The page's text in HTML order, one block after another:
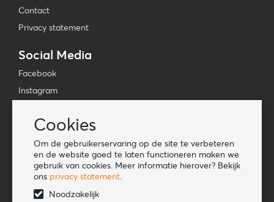
Cookies
Om de gebruikerservaring op de site te verbeteren
en de website goed te laten functioneren maken we
gebruik van cookies. Meer informatie hierover? Bekijk
ons privacy statement.
Noodzakelijk
Contact
Privacy statement
Social Media
Facebook
Instagram
TikTok
Tools
Lookbook
Nieuwe klant